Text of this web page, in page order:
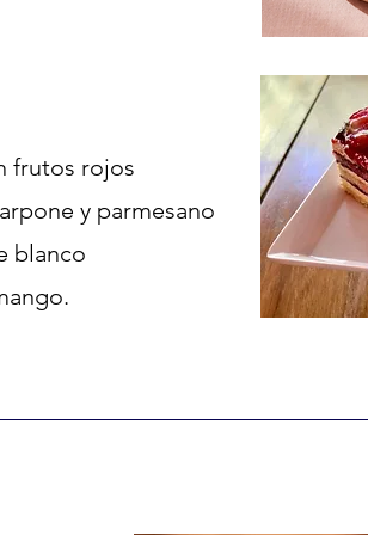
frutos rojos
y parmesano
blanco